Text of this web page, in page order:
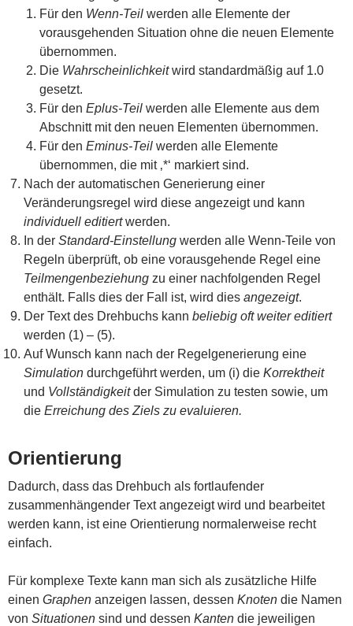
Für den Wenn-Teil werden alle Elemente der
vorausgehenden Situation ohne die neuen Elemente
übernommen.
Die Wahrscheinlichkeitwird standardmäßig auf 1.0
gesetzt.
Für den Eplus-Teil werden alle Elemente aus dem
Abschnitt mit den neuen Elementen übernommen.
Für den Eminus-Teil werden alle Elemente
übernommen, die mit ‚*‘ markiert sind.
Nach der automatischen Generierung einer
Veränderungsregel wird diese angezeigt und kann
individuell editiertwerden.
In der Standard-Einstellung werden alle Wenn-Teile von
Regeln überprüft, ob eine vorausgehende Regel eine
Teilmengenbeziehung zu einer nachfolgenden Regel
enthält. Falls dies der Fall ist, wird dies angezeigt.
Der Text des Drehbuchs kann beliebig oft weiter editiert
werden (1) – (5).
Auf Wunsch kann nach der Regelgenerierung eine
Simulation durchgeführt werden, um (i) die Korrektheit
und Vollständigkeitder Simulation zu testen sowie, um
die Erreichung des Ziels zu evaluieren.
Orientierung
Dadurch, dass das Drehbuch als fortlaufender
zusammenhängender Text angezeigt wird und bearbeitet
werden kann, ist eine Orientierung normalerweise recht
einfach.
Für komplexe Texte kann man sich als zusätzliche Hilfe
einen Graphen anzeigen lassen, dessen Knoten die Namen
von Situationen sind und dessen Kanten die jeweiligen